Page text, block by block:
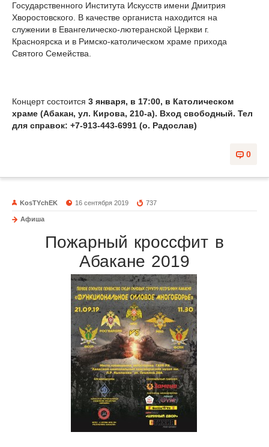
Государственного Института Искусств имени Дмитрия
Хворостовского. В качестве органиста находится на
служении в Евангелическо-лютеранской Церкви г.
Красноярска и в Римско-католическом храме прихода
Святого Семейства.
Концерт состоится 3 января, в 17:00, в Католическом
храме (Абакан, ул. Кирова, 210-а). Вход свободный. Тел
для справок: +7-913-443-6991 (о. Радослав)
0
KosTYchEK 16 сентября 2019 737
Афиша
Пожарный кроссфит в
Абакане 2019